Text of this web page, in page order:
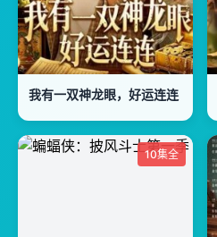
我有一双神龙眼，好运连连
10集全